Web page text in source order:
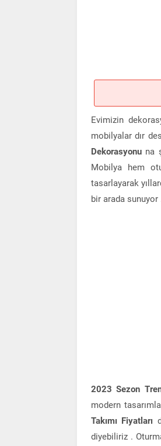
Evimizin
mobilyalar dır
Dekorasyonu na
Mobilya hem
tasarlayarak
bir arada sunuyor
2023 Sezon
modern
Takımı Fiyatları
diyebiliriz .